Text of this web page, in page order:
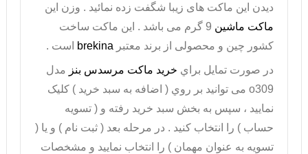
دیدن این ماکت های زیبا شگفت زده نمائید . وزن این
ماکت ماشین
9 گرم می باشد . این ماکت ساخت
کشور چین و محصولی از برند معتبر brekina است .
در صورت تمايل براي خريد ماکت مرسدس بنز مدل
o309 می توانيد بر روي ( اضافه به سبد خريد ) کليک
نماييد ، سپس به بخش سبد خريد رفته و ( تسويه
حساب ) را انتخاب کنيد . در مرحله بعد ( ثبت نام ) و يا (
تسويه به عنوان مهمان ) را انتخاب نماييد و مشخصات